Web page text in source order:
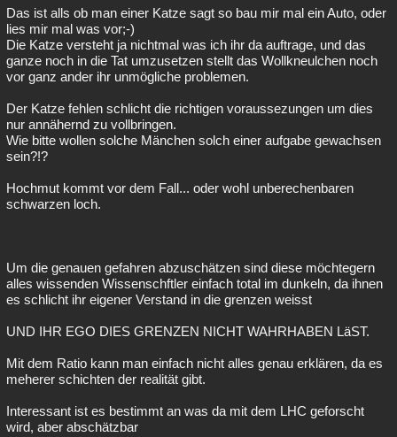
Das ist alls ob man einer Katze sagt so bau mir mal ein Auto, oder
lies mir mal was vor;-)
Die Katze versteht ja nichtmal was ich ihr da auftrage, und das
ganze noch in die Tat umzusetzen stellt das Wollkneulchen noch
vor ganz ander ihr unmögliche problemen.
Der Katze fehlen schlicht die richtigen voraussezungen um dies
nur annähernd zu vollbringen.
Wie bitte wollen solche Mänchen solch einer aufgabe gewachsen
sein?!?
Hochmut kommt vor dem Fall... oder wohl unberechenbaren
schwarzen loch.
Um die genauen gefahren abzuschätzen sind diese möchtegern
alles wissenden Wissenschftler einfach total im dunkeln, da ihnen
es schlicht ihr eigener Verstand in die grenzen weisst
UND IHR EGO DIES GRENZEN NICHT WAHRHABEN LäST.
Mit dem Ratio kann man einfach nicht alles genau erklären, da es
meherer schichten der realität gibt.
Interessant ist es bestimmt an was da mit dem LHC geforscht
wird, aber abschätzbar